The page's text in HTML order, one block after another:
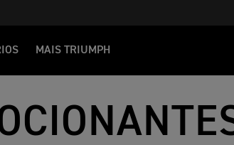
MAIS TRIUMPH